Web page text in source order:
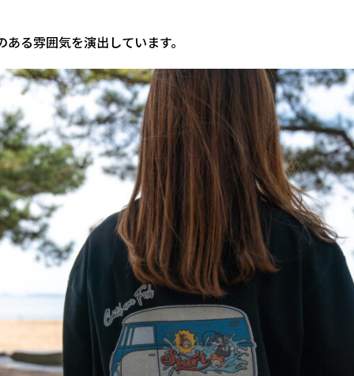
る雰囲気を演出しています。